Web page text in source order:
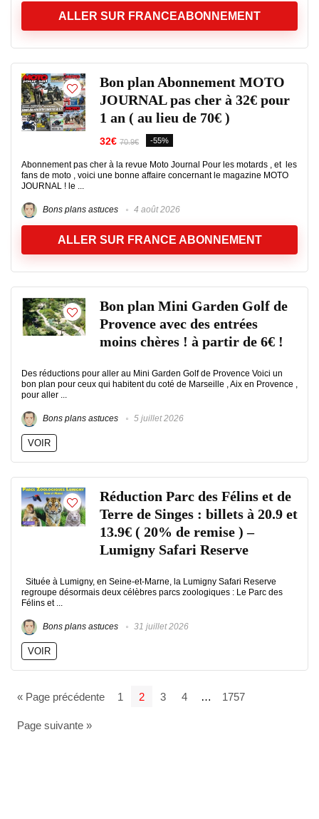
ALLER SUR FRANCEABONNEMENT
Bon plan Abonnement MOTO
JOURNAL pas cher à 32€ pour
1 an ( au lieu de 70€ )
32€ 70.9€ -55%
Abonnement pas cher à la revue Moto Journal Pour les motards , et les
fans de moto , voici une bonne affaire concernant le magazine MOTO
JOURNAL ! le ...
Bons plans astuces 4 août 2026
ALLER SUR FRANCE ABONNEMENT
Bon plan Mini Garden Golf de
Provence avec des entrées
moins chères ! à partir de 6€ !
Des réductions pour aller au Mini Garden Golf de Provence Voici un
bon plan pour ceux qui habitent du coté de Marseille , Aix en Provence ,
pour aller ...
Bons plans astuces 5 juillet 2026
VOIR
Réduction Parc des Félins et de
Terre de Singes : billets à 20.9 et
13.9€ ( 20% de remise ) –
Lumigny Safari Reserve
Située à Lumigny, en Seine-et-Marne, la Lumigny Safari Reserve
regroupe désormais deux célèbres parcs zoologiques : Le Parc des
Félins et ...
Bons plans astuces 31 juillet 2026
VOIR
« Page précédente 1 2 3 4 … 1757
Page suivante »